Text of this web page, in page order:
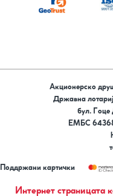
Интернет страницата
Акционерско
Државна
бул. Гоце
ЕМБС
Поддржани картички